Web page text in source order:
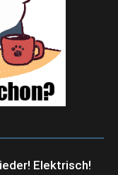
Elektrisch!